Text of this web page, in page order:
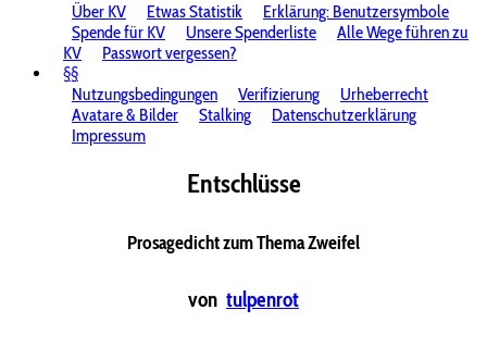
Über KV
Etwas Statistik
Erklärung: Benutzersymbole
Spende für KV
Unsere Spenderliste
Alle Wege führen zu
KV
Passwort vergessen?
§§
Nutzungsbedingungen
Verifizierung
Urheberrecht
Avatare & Bilder
Stalking
Datenschutzerklärung
Impressum
Entschlüsse
Prosagedicht zum Thema Zweifel
von tulpenrot